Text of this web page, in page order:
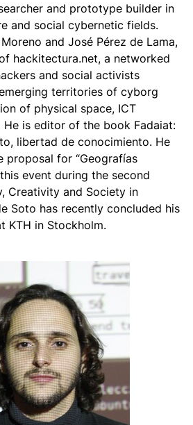
and prototype builder in
and social cybernetic fields.
and José Pérez de Lama,
hackitectura.net, a networked
and social activists
territories of cyborg
of physical space, ICT
He is editor of the book Fadaiat:
libertad de conocimiento. He
proposal for “Geografías
event during the second
Creativity and Society in
Soto has recently concluded his
KTH in Stockholm.